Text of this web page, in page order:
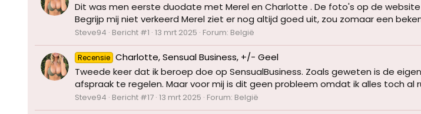
Dit was men eerste duodate met Merel en Charlotte . De foto's op de
Begrijp mij niet verkeerd Merel ziet er nog altijd goed uit, zou zomaar een
Steve94 Bericht #1 13 mrt 2025 Forum: België
Recensie Charlotte, Sensual Business, +/- Geel
Tweede keer dat ik beroep doe op SensualBusiness. Zoals geweten is de
afspraak te regelen. Maar voor mij is dit geen probleem omdat ik alles toch
Steve94 Bericht #17 13 mrt 2025 Forum: België